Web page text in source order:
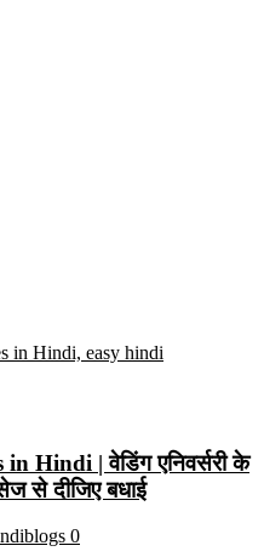
Hindi | वेडिंग एनिवर्सरी के
से दीजिए बधाई
0